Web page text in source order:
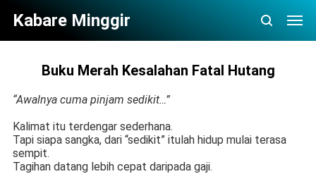
Kabare Minggir
Buku Merah Kesalahan Fatal Hutang
“Awalnya cuma pinjam sedikit…”
Kalimat itu terdengar sederhana.
Tapi siapa sangka, dari “sedikit” itulah hidup mulai terasa
sempit.
Tagihan datang lebih cepat daripada gaji.